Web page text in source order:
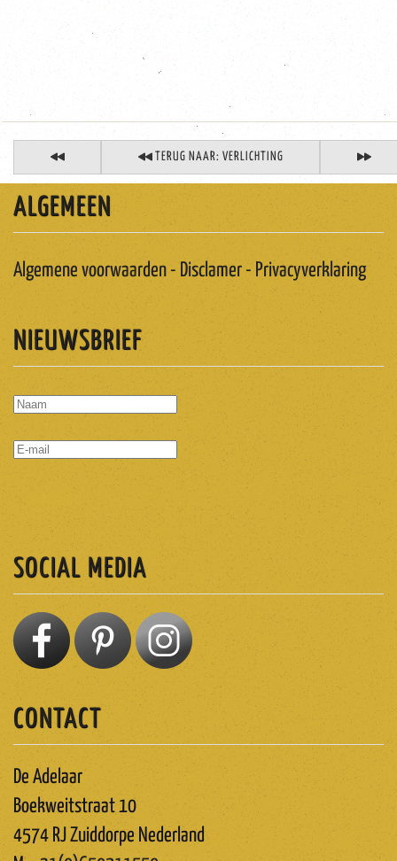
TERUG NAAR: VERLICHTING
ALGEMEEN
Algemene voorwaarden - Disclamer - Privacyverklaring
NIEUWSBRIEF
SOCIAL MEDIA
CONTACT
De Adelaar
Boekweitstraat 10
4574 RJ Zuiddorpe Nederland